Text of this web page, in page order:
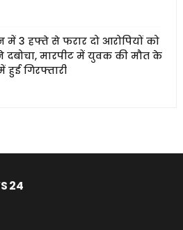
में 3 हफ्ते से फरार दो आरोपियों को
दबोचा, मारपीट में युवक की मौत के
गिरफ्तारी
24